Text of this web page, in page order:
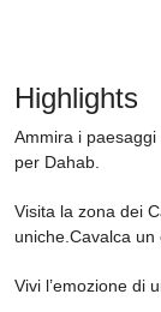
Highlights
Ammira i
per Dahab.
Visita la zona dei
uniche.Cavalca un
Vivi l’emozione di